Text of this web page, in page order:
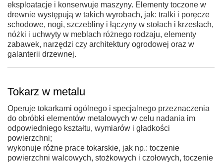
eksploatacje i konserwuje maszyny. Elementy toczone w
drewnie występują w takich wyrobach, jak: tralki i poręcze
schodowe, nogi, szczebliny i łączyny w stołach i krzesłach,
nóżki i uchwyty w meblach różnego rodzaju, elementy
zabawek, narzędzi czy architektury ogrodowej oraz w
galanterii drzewnej.
Tokarz w metalu
Operuje tokarkami ogólnego i specjalnego przeznaczenia
do obróbki elementów metalowych w celu nadania im
odpowiedniego kształtu, wymiarów i gładkości
powierzchni;
wykonuje różne prace tokarskie, jak np.: toczenie
powierzchni walcowych, stożkowych i czołowych, toczenie